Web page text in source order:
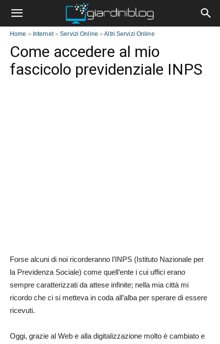
Home » Internet»Servizi Online »Altri Servizi Online
Come accedere al mio
fascicolo previdenziale INPS
Forse alcuni di noi ricorderanno l’INPS (Istituto Nazionale per
la Previdenza Sociale) come quell’ente i cui uffici erano
sempre caratterizzati da attese infinite; nella mia città mi
ricordo che ci si metteva in coda all’alba per sperare di essere
ricevuti.
Oggi, grazie al Web e alla digitalizzazione molto è cambiato e